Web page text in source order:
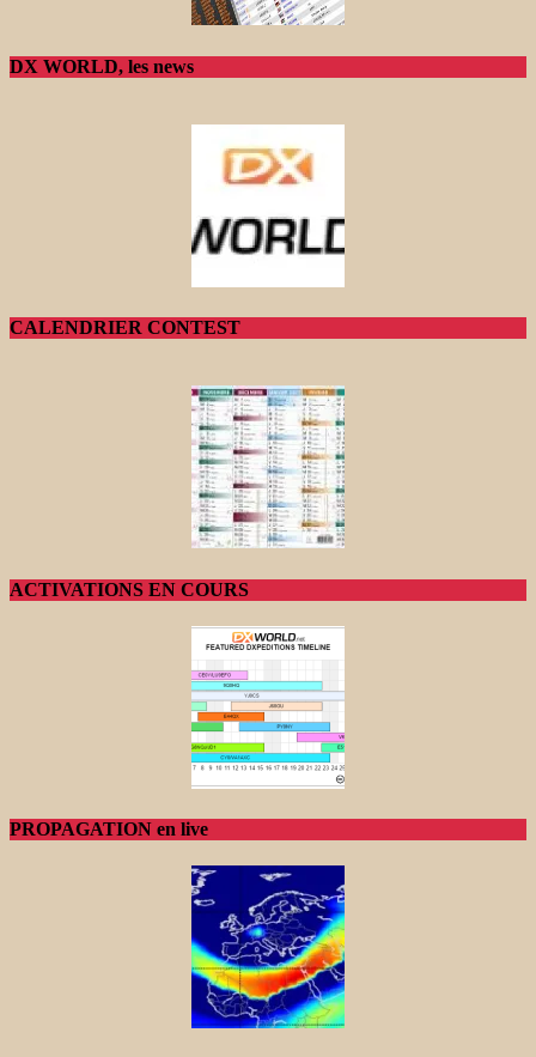
DX WORLD, les news
CALENDRIER CONTEST
ACTIVATIONS EN COURS
PROPAGATION en live